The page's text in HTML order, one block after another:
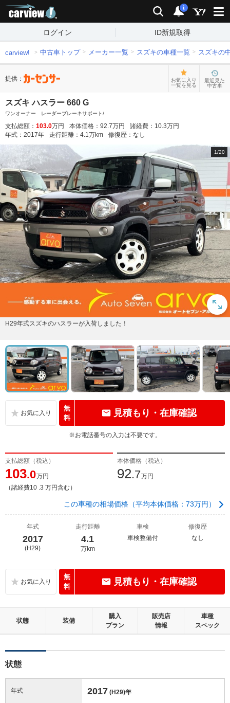
検索 通知
i
ログイン ID新規取得
carview! 中古車トップ メーカー一覧 スズキの車種一覧 スズキの
提供：
お気に入り
一覧を見る
最近見た
中古車
スズキ ハスラー 660 G
ワンオーナー レーダーブレーキサポート/
支払総額： 103.0万円 本体価格： 92.7万円 諸経費： 10.3万円
年式： 2017年 走行距離： 4.1万km 修復歴： なし
1/20
H29年式スズキのハスラーが入荷しました！
無
料
見積もり・在庫確認
※お電話番号の入力は不要です。
支払総額（税込）
103.0万円
（諸経費10 .3 万円含む）
本体価格（税込）
92.7万円
この車種の相場価格（平均本体価格：73万円）
年式
2017
(H29)
走行距離
4.1
万km
車検
車検整備付
修復歴
なし
無
料
見積もり・在庫確認
状態 装備
購入
プラン
販売店
情報
車種
スペック
状態
年式 2017 (H29)年